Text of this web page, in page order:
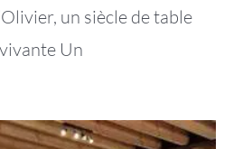
un siècle de table
vivante Un